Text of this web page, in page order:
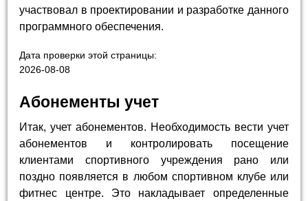
участвовал в проектировании и разработке данного
программного обеспечения.
Дата проверки этой страницы:
2026-08-08
Абонементы учет
Итак, учет абонементов. Необходимость вести учет
абонементов и контролировать посещение
клиентами спортивного учреждения рано или
поздно появляется в любом спортивном клубе или
фитнес центре. Это накладывает определенные